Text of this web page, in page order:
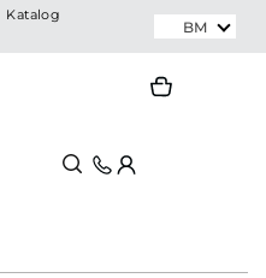
Katalog
BM